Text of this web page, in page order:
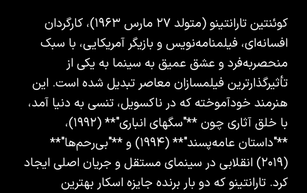
کوئنتین تارانتینو (متولد ۲۷ مارس ۱۹۶۳)، کارگردان
افسانه‌ای، فیلمنامه‌نویس و بازیگر آمریکایی، با سبک
منحصربه‌فرد و عشق عمیق به سینما به یکی از
تأثیرگذارترین فیلمسازان معاصر تبدیل شده است. این
هنرمند خودآموخته که در ناکسویل، تنسی به دنیا آمد،
با خلق آثاری چون **"سگهای انباری"** (۱۹۹۲)،
**"داستان عامه‌پسند"** (۱۹۹۴) و **"بی‌رحم‌ها"**
(۲۰۱۹) انقلابی در سینمای مستقل و جریان اصلی ایجاد
کرد. تارانتینو که دو بار برنده جایزه اسکار بهترین